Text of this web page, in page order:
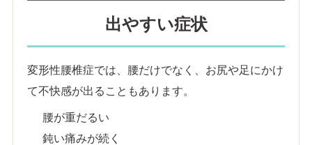
出やすい症状
変形性腰椎症では、腰だけでなく、お尻や足にかけ
て不快感が出ることもあります。
腰が重だるい
鈍い痛みが続く